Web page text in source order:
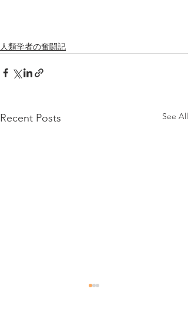
人類学者の奮闘記
Recent Posts See All